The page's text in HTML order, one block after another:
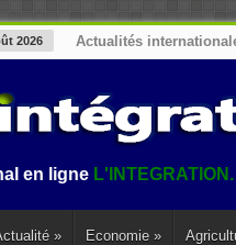
2026 Actualités
L'INTEGRATION.
» Economie »